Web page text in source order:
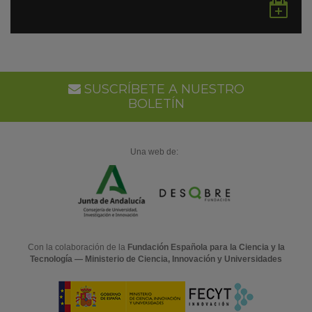
en
SUSCRÍBETE A NUESTRO
BOLETÍN
Una web de:
Con la colaboración de la Fundación Española para la Ciencia y la
Tecnología — Ministerio de Ciencia, Innovación y Universidades